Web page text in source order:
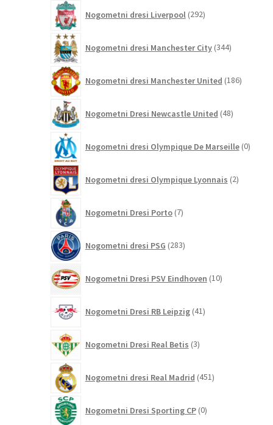
Nogometni dresi Liverpool 292izdelkov
Nogometni dresi Manchester City 344izdelkov
Nogometni dresi Manchester United 186izdelkov
Nogometni Dresi Newcastle United 48izdelkov
Nogometni dresi Olympique De Marseille 0
Nogometni dresi Olympique Lyonnais 2izdelka
Nogometni Dresi Porto 7izdelkov
Nogometni dresi PSG 283izdelkov
Nogometni Dresi PSV Eindhoven 10izdelkov
Nogometni Dresi RB Leipzig 41izdelkov
Nogometni Dresi Real Betis 3izdelki
Nogometni dresi Real Madrid 451izdelkov
Nogometni Dresi Sporting CP 0izdelkov